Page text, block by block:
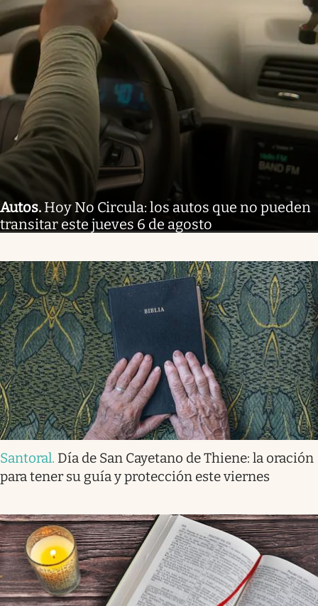
Autos. Hoy No Circula: los autos que no pueden
transitar este jueves 6 de agosto
Santoral. Día de San Cayetano de Thiene: la oración
para tener su guía y protección este viernes